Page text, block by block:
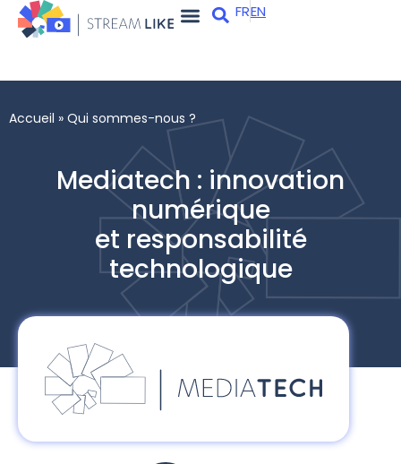
FREN
Accueil » Qui sommes-nous ?
Mediatech : innovation
numérique
et responsabilité
technologique